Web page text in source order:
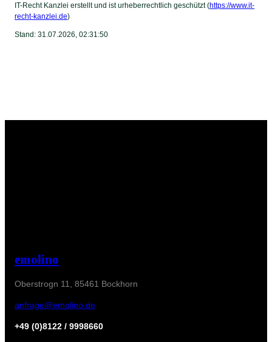
IT-Recht Kanzlei erstellt und ist urheberrechtlich geschützt (https://www.it-
recht-kanzlei.de)
Stand: 31.07.2026, 02:31:50
emolino
Oberstrogn 11, 85461 Bockhorn
anfrage@emolino.de
+49 (0)8122 / 9998660